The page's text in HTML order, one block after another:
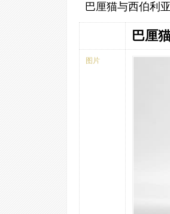
巴厘猫与西伯利
巴厘
图片